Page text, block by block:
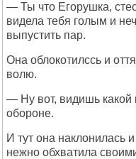
— Ты что Егорушка,
видела тебя голым и
выпустить пар.
Она облокотилссь и
волю.
— Ну вот, видишь какой
обороне.
И тут она наклонилась
нежно обхватила